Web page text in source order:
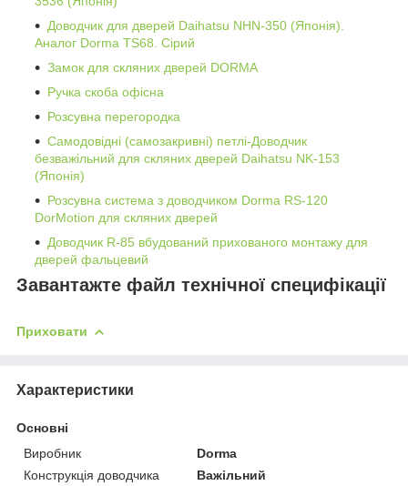
Доводчик для дверей Daihatsu NHN-350 (Японія).
Аналог Dorma TS68. Сірий
Замок для скляних дверей DORMA
Ручка скоба офісна
Розсувна перегородка
Самодовідні (самозакривні) петлі-Доводчик
безважільний для скляних дверей Daihatsu NK-153
(Японія)
Розсувна система з доводчиком Dorma RS-120
DorMotion для скляних дверей
Доводчик R-85 вбудований прихованого монтажу для
дверей фальцевий
Завантажте файл технічної специфікації
Приховати
Характеристики
Основні
Виробник
Dorma
Конструкція доводчика
Важільний